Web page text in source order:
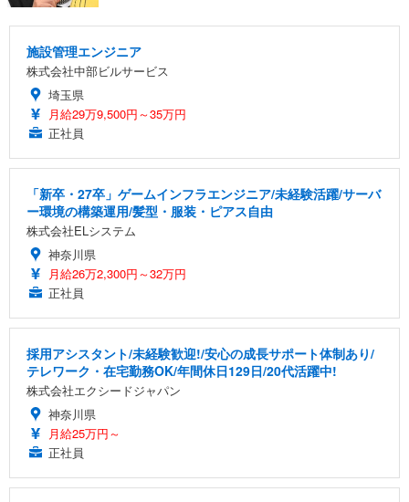
施設管理エンジニア
株式会社中部ビルサービス
埼玉県
月給29万9,500円～35万円
正社員
「新卒・27卒」ゲームインフラエンジニア/未経験活躍/サーバ
ー環境の構築運用/髪型・服装・ピアス自由
株式会社ELシステム
神奈川県
月給26万2,300円～32万円
正社員
採用アシスタント/未経験歓迎!/安心の成長サポート体制あり/
テレワーク・在宅勤務OK/年間休日129日/20代活躍中!
株式会社エクシードジャパン
神奈川県
月給25万円～
正社員